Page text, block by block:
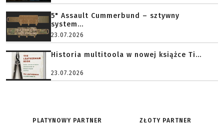
5" Assault Cummerbund – sztywny
system...
23.07.2026
Historia multitoola w nowej książce Ti...
23.07.2026
PLATYNOWY PARTNER ZŁOTY PARTNER